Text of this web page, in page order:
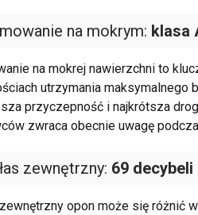
na mokrym: klasa
na mokrej nawierzchni to
utrzymania maksymalnego
przyczepność i najkrótsza
zwraca obecnie uwagę
zewnętrzny: 69 decybeli
zewnętrzny opon może się różnić